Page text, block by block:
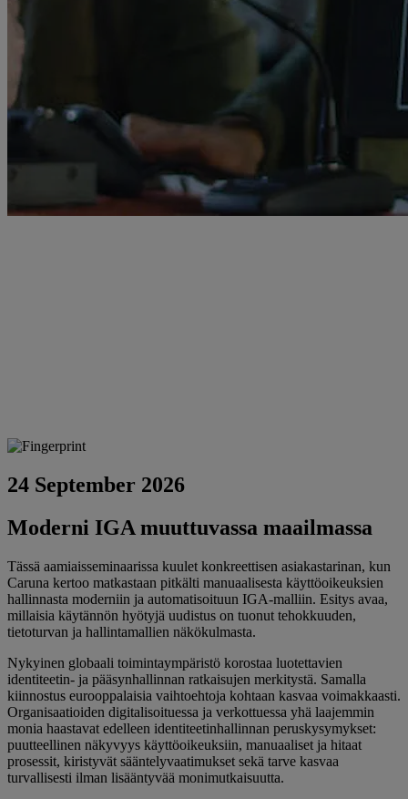
24 September 2026
Moderni IGA muuttuvassa maailmassa
Tässä aamiaisseminaarissa kuulet konkreettisen asiakastarinan, kun
Caruna kertoo matkastaan pitkälti manuaalisesta käyttöoikeuksien
hallinnasta moderniin ja automatisoituun IGA-malliin. Esitys avaa,
millaisia käytännön hyötyjä uudistus on tuonut tehokkuuden,
tietoturvan ja hallintamallien näkökulmasta.
Nykyinen globaali toimintaympäristö korostaa luotettavien
identiteetin- ja pääsynhallinnan ratkaisujen merkitystä. Samalla
kiinnostus eurooppalaisia vaihtoehtoja kohtaan kasvaa voimakkaasti.
Organisaatioiden digitalisoituessa ja verkottuessa yhä laajemmin
monia haastavat edelleen identiteetinhallinnan peruskysymykset:
puutteellinen näkyvyys käyttöoikeuksiin, manuaaliset ja hitaat
prosessit, kiristyvät sääntelyvaatimukset sekä tarve kasvaa
turvallisesti ilman lisääntyvää monimutkaisuutta.